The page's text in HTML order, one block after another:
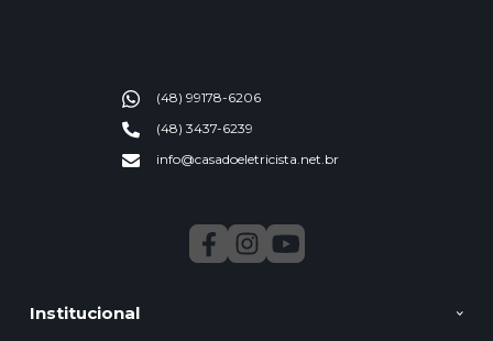
Institucional
(48) 99178-6206
(48) 3437-6239
info@casadoeletricista.net.br